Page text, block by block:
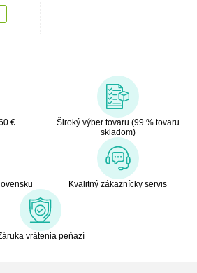
€
Široký výber tovaru (99 % tovaru
skladom)
Kvalitný zákaznícky servis
vrátenia peňazí